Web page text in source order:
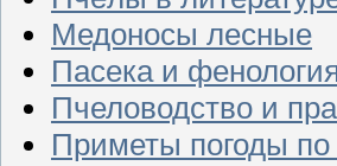
Медоносы лесные
Пасека и
Пчеловодство и
Приметы погоды